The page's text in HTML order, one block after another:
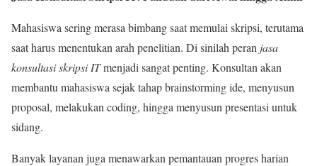
Mahasiswa sering merasa bimbang saat memulai skripsi, terutama
saat harus menentukan arah penelitian. Di sinilah peran jasa
konsultasi skripsi ITmenjadi sangat penting. Konsultan akan
membantu mahasiswa sejak tahap brainstorming ide, menyusun
proposal, melakukan coding, hingga menyusun presentasi untuk
sidang.
Banyak layanan juga menawarkan pemantauan progres harian